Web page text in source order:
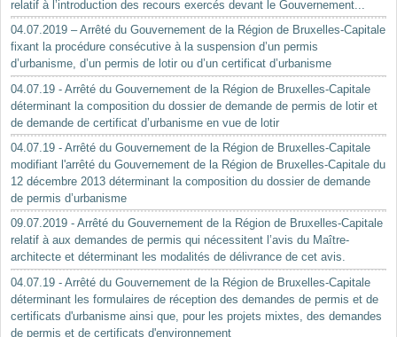
relatif à l’introduction des recours exercés devant le Gouvernement...
04.07.2019 – Arrêté du Gouvernement de la Région de Bruxelles-Capitale
fixant la procédure consécutive à la suspension d’un permis
d’urbanisme, d’un permis de lotir ou d’un certificat d’urbanisme
04.07.19 - Arrêté du Gouvernement de la Région de Bruxelles-Capitale
déterminant la composition du dossier de demande de permis de lotir et
de demande de certificat d’urbanisme en vue de lotir
04.07.19 - Arrêté du Gouvernement de la Région de Bruxelles-Capitale
modifiant l'arrêté du Gouvernement de la Région de Bruxelles-Capitale du
12 décembre 2013 déterminant la composition du dossier de demande
de permis d’urbanisme
09.07.2019 - Arrêté du Gouvernement de la Région de Bruxelles-Capitale
relatif à aux demandes de permis qui nécessitent l’avis du Maître-
architecte et déterminant les modalités de délivrance de cet avis.
04.07.19 - Arrêté du Gouvernement de la Région de Bruxelles-Capitale
déterminant les formulaires de réception des demandes de permis et de
certificats d'urbanisme ainsi que, pour les projets mixtes, des demandes
de permis et de certificats d'environnement